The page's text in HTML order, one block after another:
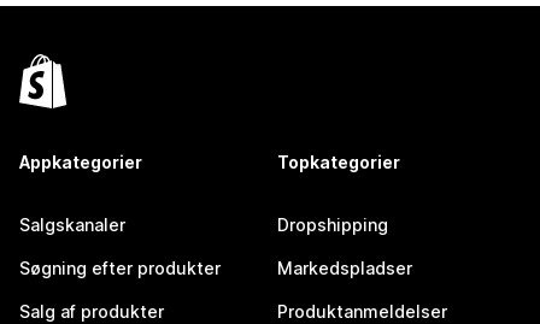
Appkategorier
Salgskanaler
Søgning efter produkter
Salg af produkter
Topkategorier
Dropshipping
Markedspladser
Produktanmeldelser